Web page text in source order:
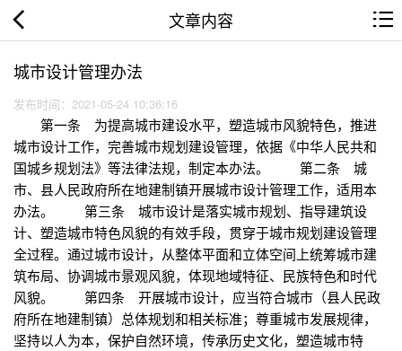
文章内容
城市设计管理办法
发布时间：2021-05-24 10:36:16
第一条 为提高城市建设水平，塑造城市风貌特色，推进
城市设计工作，完善城市规划建设管理，依据《中华人民共和
国城乡规划法》等法律法规，制定本办法。 第二条 城
市、县人民政府所在地建制镇开展城市设计管理工作，适用本
办法。 第三条 城市设计是落实城市规划、指导建筑设
计、塑造城市特色风貌的有效手段，贯穿于城市规划建设管理
全过程。通过城市设计，从整体平面和立体空间上统筹城市建
筑布局、协调城市景观风貌，体现地域特征、民族特色和时代
风貌。 第四条 开展城市设计，应当符合城市（县人民政
府所在地建制镇）总体规划和相关标准；尊重城市发展规律，
坚持以人为本，保护自然环境，传承历史文化，塑造城市特